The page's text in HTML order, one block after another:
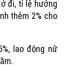
đi, tỉ lệ hưởng
thêm 2% cho
lao động nữ